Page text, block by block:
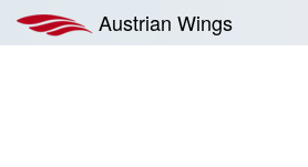
Inhalt
springen
Austrian Wings